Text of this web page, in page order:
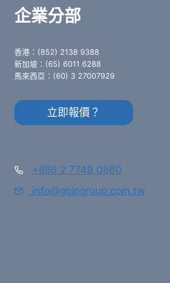
企業分部
香港：(852) 2138 9388
新加坡：(65) 6011 6288
馬來西亞：(60) 3 27007929
立即報價？
+886 2 7749 0860
info@goipgroup.com.tw